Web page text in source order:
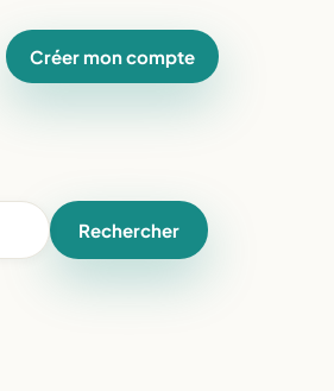
Créer mon compte
Rechercher